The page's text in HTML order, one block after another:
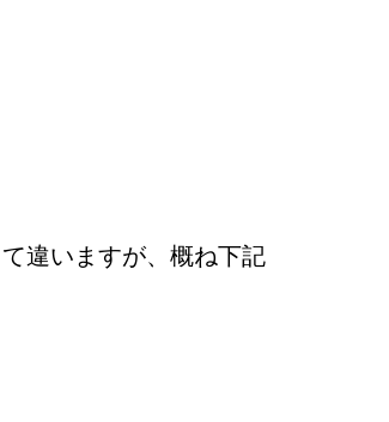
違いますが、概ね下記